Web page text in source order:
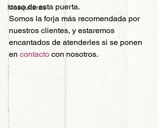
Mosquiteras
caso de esta puerta.
Somos la forja más recomendada por
nuestros clientes, y estaremos
encantados de atenderles si se ponen
en contacto con nosotros.